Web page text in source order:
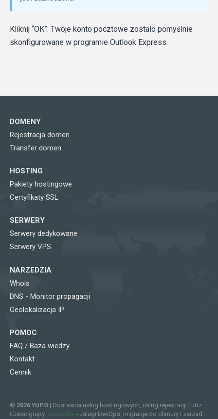
Kliknij “OK”. Twoje konto pocztowe zostało pomyślnie
skonfigurowane w programie Outlook Express.
DOMENY
Rejestracja domen
Transfer domen
HOSTING
Pakiety hostingowe
Certyfikaty SSL
SERWERY
Serwery dedykowane
Serwery VPS
NARZEDZIA
Whois
DNS - Monitor propagacji
Geolokalizacja IP
POMOC
FAQ / Baza wiedzy
Kontakt
Cennik
© 2026 YUPO | Dostawca uslug hostingowych, uslug rejestracji i utrzymania domen internetowych, certyfikatow SSL, serwerow wirtualizowanych (VPS) i serwerow dedykowanych.
Czesc grupy Devopsity - uslugi DevOps, migracje do chmury i zarzadzana infrastruktura.